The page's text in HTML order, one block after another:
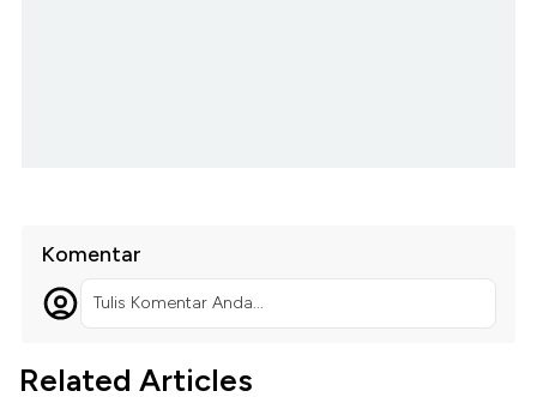
Komentar
Tulis Komentar Anda...
Related Articles